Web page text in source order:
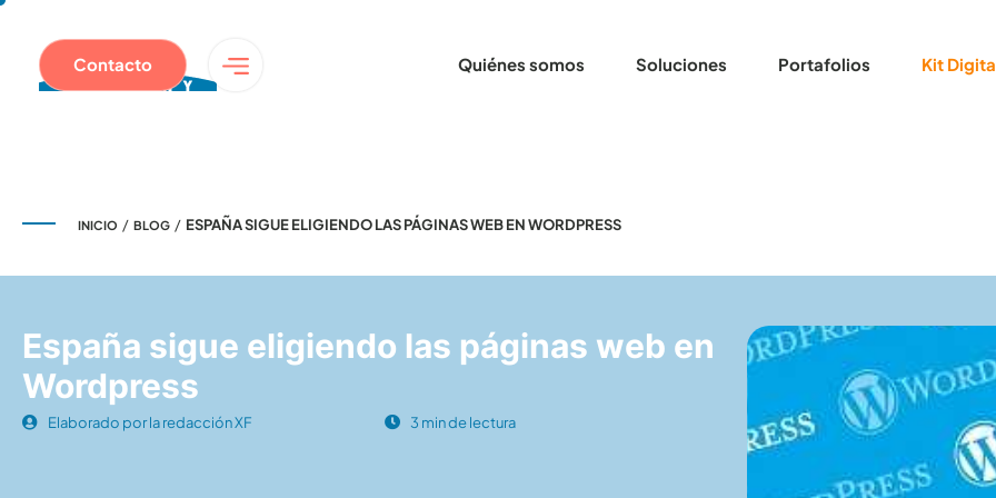
Quiénes somos Soluciones Portafolios Kit
Contacto
INICIO / BLOG / ESPAÑA SIGUE ELIGIENDO LAS PÁGINAS WEB EN WORDPRESS
España sigue eligiendo las páginas web en
Wordpress
Elaborado por la redacción XF 3 min de lectura